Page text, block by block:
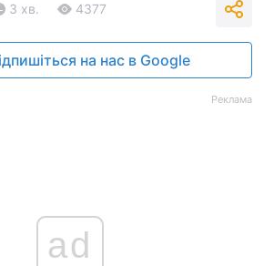
3 хв. 4377
на нас в Google
Реклама
ad